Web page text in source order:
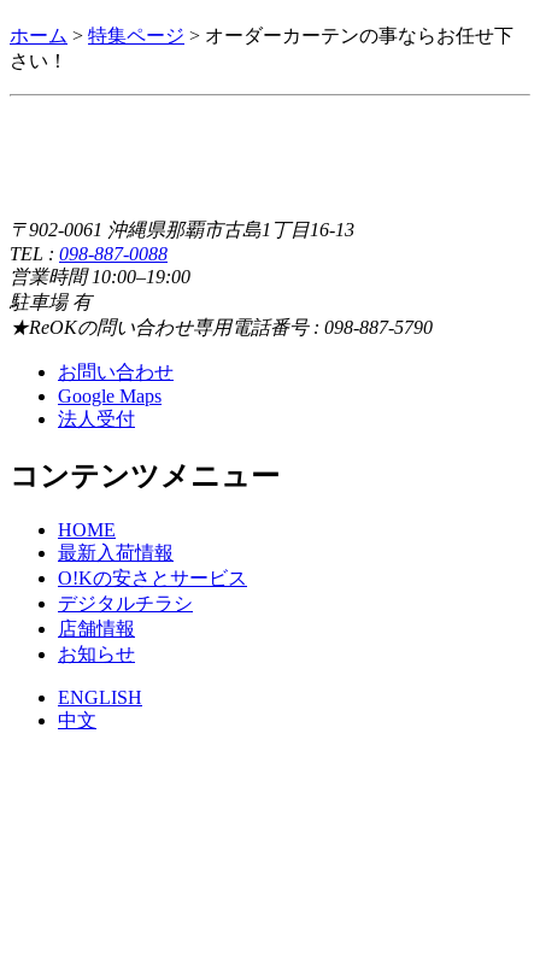
ホーム > 特集ページ > オーダーカーテンの事ならお任せ下
さい！
〒902-0061 沖縄県那覇市古島1丁目16-13
TEL : 098-887-0088
営業時間 10:00–19:00
駐車場 有
★ReOKの問い合わせ専用電話番号 : 098-887-5790
お問い合わせ
Google Maps
法人受付
コンテンツメニュー
HOME
最新入荷情報
O!Kの安さとサービス
デジタルチラシ
店舗情報
お知らせ
ENGLISH
中文